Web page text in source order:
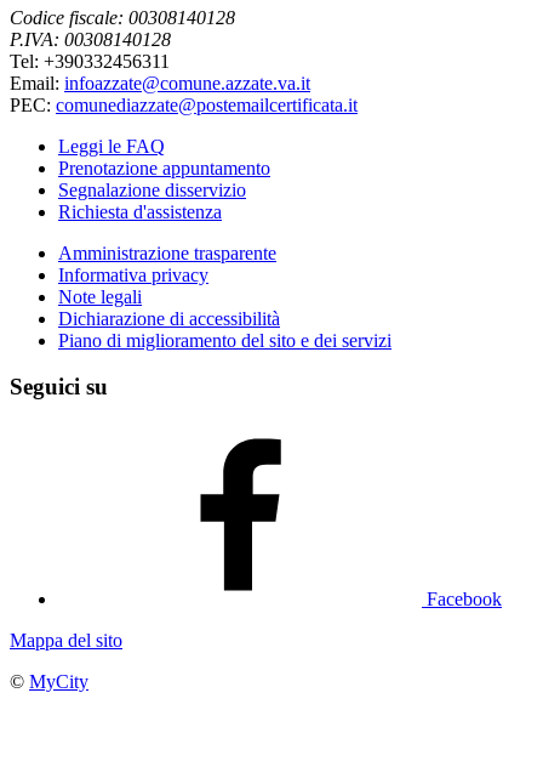
Codice fiscale: 00308140128
P.IVA: 00308140128
Tel: +390332456311
Email: infoazzate@comune.azzate.va.it
PEC: comunediazzate@postemailcertificata.it
Leggi le FAQ
Prenotazione appuntamento
Segnalazione disservizio
Richiesta d'assistenza
Amministrazione trasparente
Informativa privacy
Note legali
Dichiarazione di accessibilità
Piano di miglioramento del sito e dei servizi
Seguici su
Facebook
Mappa del sito
© MyCity